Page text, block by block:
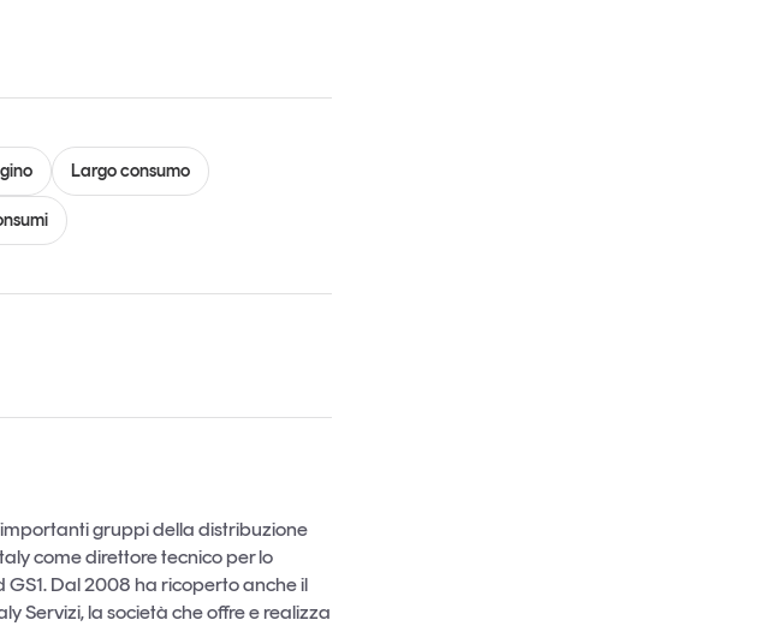
Largo consumo
gruppi della distribuzione
come direttore tecnico per lo
Dal 2008 ha ricoperto anche il
Servizi, la società che offre e realizza